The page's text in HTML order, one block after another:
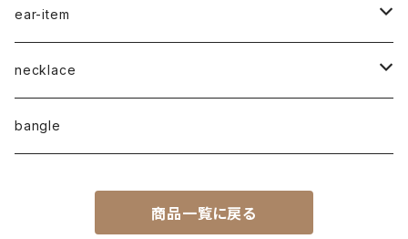
naturalstone-ring
plain-ring
ear-item
pierced earrings
earcuff
necklace
pearl
bangle
商品一覧に戻る